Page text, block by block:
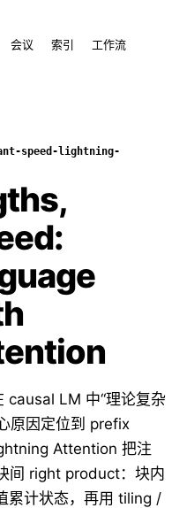
会议 索引 工作流
speed-lightning-
LM 中“理论复杂
原因定位到 prefix
Attention 把注
间 right product：块内
累计状态，再用 tiling /